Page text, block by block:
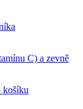
C) a zevně
košíku